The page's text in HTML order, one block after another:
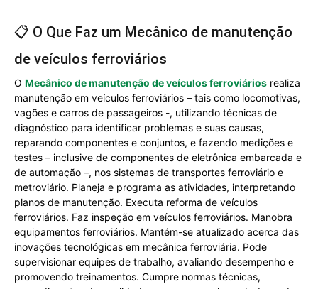
📋 O Que Faz um Mecânico de manutenção
de veículos ferroviários
O Mecânico de manutenção de veículos ferroviários realiza
manutenção em veículos ferroviários – tais como locomotivas,
vagões e carros de passageiros -, utilizando técnicas de
diagnóstico para identificar problemas e suas causas,
reparando componentes e conjuntos, e fazendo medições e
testes – inclusive de componentes de eletrônica embarcada e
de automação –, nos sistemas de transportes ferroviário e
metroviário. Planeja e programa as atividades, interpretando
planos de manutenção. Executa reforma de veículos
ferroviários. Faz inspeção em veículos ferroviários. Manobra
equipamentos ferroviários. Mantém-se atualizado acerca das
inovações tecnológicas em mecânica ferroviária. Pode
supervisionar equipes de trabalho, avaliando desempenho e
promovendo treinamentos. Cumpre normas técnicas,